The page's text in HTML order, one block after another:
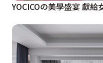
YOCICOの美學盛宴 獻給